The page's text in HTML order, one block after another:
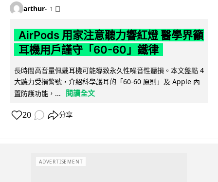
arthur 1 日
AirPods 用家注意聽力響紅燈 醫學界籲
耳機用戶謹守「60-60」鐵律
長時間高音量佩戴耳機可能導致永久性噪音性聽損。本文盤點 4
大聽力受損警號，介紹科學護耳的「60-60 原則」及 Apple 內
置防護功能，...
閱讀全文
20 分享
ADVERTISEMENT